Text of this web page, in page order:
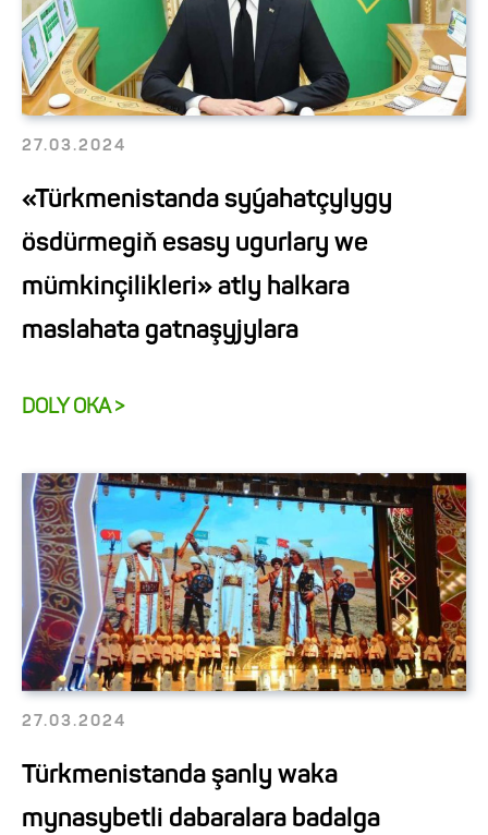
27.03.2024
«Türkmenistanda syýahatçylygy
ösdürmegiň esasy ugurlary we
mümkinçilikleri» atly halkara
maslahata gatnaşyjylara
DOLY OKA >
27.03.2024
Türkmenistanda şanly waka
mynasybetli dabaralara badalga